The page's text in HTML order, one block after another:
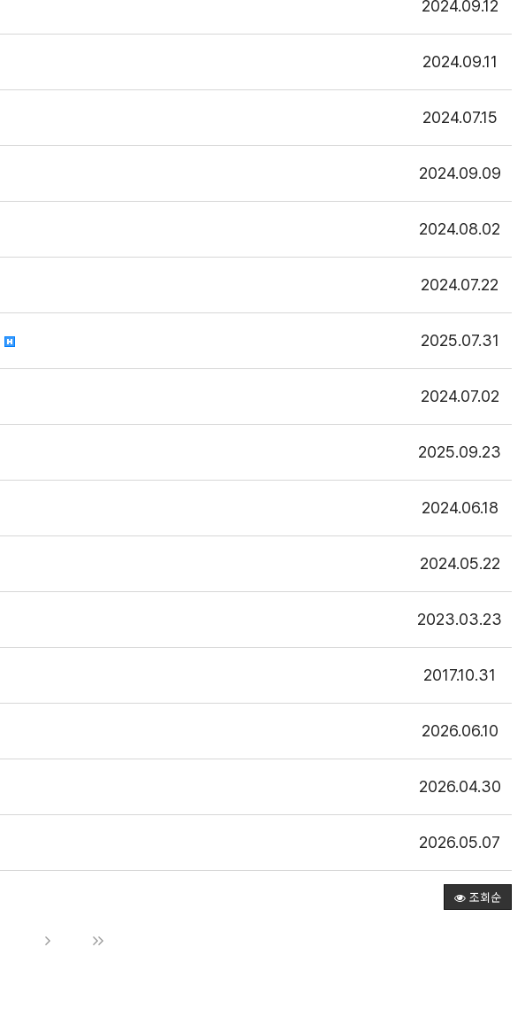
2024.09.12
2024.09.11
2024.07.15
2024.09.09
2024.08.02
2024.07.22
2025.07.31
2024.07.02
2025.09.23
2024.06.18
2024.05.22
2023.03.23
2017.10.31
2026.06.10
2026.04.30
2026.05.07
조회순